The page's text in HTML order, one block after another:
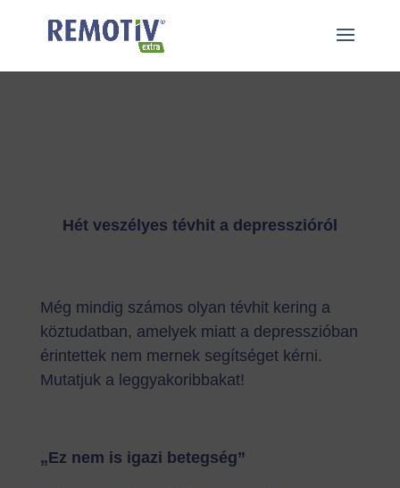
Hét veszélyes tévhit a depresszióról
Még mindig számos olyan tévhit kering a
köztudatban, amelyek miatt a depresszióban
érintettek nem mernek segítséget kérni.
Mutatjuk a leggyakoribbakat!
„Ez nem is igazi betegség”